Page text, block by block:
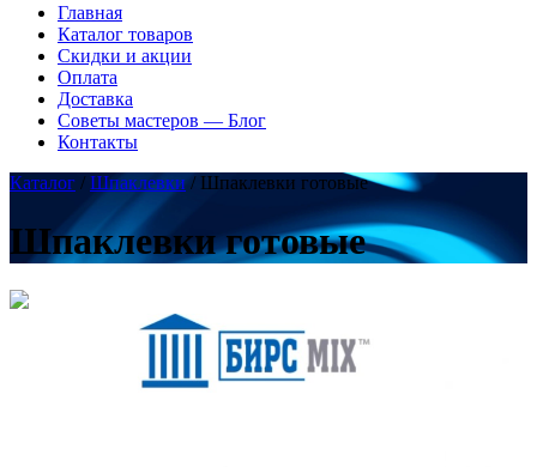
Главная
Каталог товаров
Скидки и акции
Оплата
Доставка
Советы мастеров — Блог
Контакты
Каталог / Шпаклевки/ Шпаклевки готовые
Шпаклевки готовые